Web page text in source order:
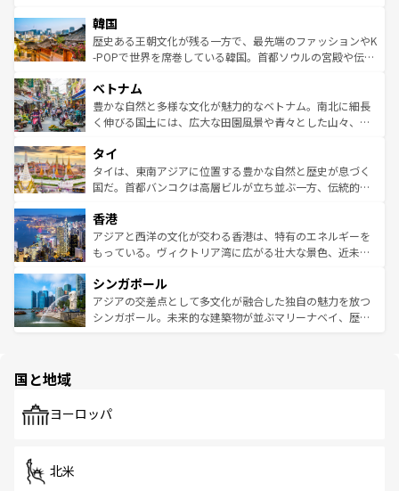
はコンテンツ一覧
いる。アクティビティも充実しており、サーフィンやダイ
ビング、ハイキングなど、アウトドア好きにはたまらな
い。オーストラリアの多彩な魅力を存分に味わいつくそ
参照してほしい。
ン）、静ひつな山岳地帯である台湾東部など、都市の喧騒
と山間の静けさが共存しており、訪れる人に新しい発見と
驚きをもたらしてくれる。また、奥深い台湾の食文化も魅
容にもいいと評判のスイーツなど、バラエティ豊かな料理
が味わえる。 なお、新着の台湾情報は コンテンツ一覧を参
照してほしい。
韓国
歴史ある王朝文化が残る一方で、最先端のファッションやK
-POPで世界を席巻している韓国。首都ソウルの宮殿や伝統
き、地方に足を延ばせば四季折々の自然美を楽しむことが
できる。そして、キムチや焼肉、絶品のストリートフード
まで、さまざまな韓国料理が待っている。夜には、韓国な
リティに包まれながら、韓国の多彩な魅力を心ゆくまで味
わってみてほしい。 なお、新着の韓国情報はコンテンツ一
覧を参照してほしい。
ベトナム
豊かな自然と多様な文化が魅力的なベトナム。南北に細長
く伸びる国土には、広大な田園風景や青々とした山々、世
急速な発展と共に伝統が息づく。ハノイの古い町並みやホ
ーチミン市のフランス統治時代の建物も、独特の雰囲気を
醸し出している。また、バラエティの豊かさとおいしさで
とつ。フォーやバインミー、ベトナムコーヒーなどは、ぜ
ひ現地で味わいたい。どの地域を訪れてもあたたかい人々
が旅行者を迎えてくれるので、きっと忘れられない旅にな
参照してほしい。
タイ
タイは、東南アジアに位置する豊かな自然と歴史が息づく
国だ。首都バンコクは高層ビルが立ち並ぶ一方、伝統的な
の活気が交差している。北部ではチェンマイなどの山岳地
帯で自然と触れ合い、南部ではプーケットやクラビの美し
いビーチでリゾート気分を楽しむことができる。タイ料理
激する。気候は一年中温暖で、どの季節にも異なる楽しみ
が待っている。親しみやすいタイの人々、仏教を中心とし
た文化、そして多様な観光資源が、訪れる旅人を魅了し続
香港
アジアと西洋の文化が交わる香港は、特有のエネルギーを
もっている。ヴィクトリア湾に広がる壮大な景色、近未来
み、どこを訪れても感動するはず。観光スポットが密集し
ており、効率よく見どころを回れるのも魅力。息をのむよ
うな絶景から文化的な体験まで、香港を存分に楽しみ尽く
シンガポール
アジアの交差点として多文化が融合した独自の魅力を放つ
シンガポール。未来的な建築物が並ぶマリーナベイ、歴史
で、ホーカーズは地元の風情を楽しめる外せないスポット
国と地域
ヨーロッパ
北米